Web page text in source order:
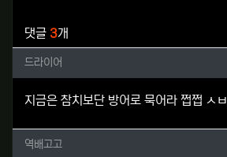
댓글 3개
드라이어님의 댓글
드라이어
지금은 참치보단 방어로 묵어라 쩝쩝 ㅅㅂ
역배고고님의 댓글
역배고고